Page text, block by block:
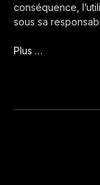
conséquence,
sous sa
Plus …